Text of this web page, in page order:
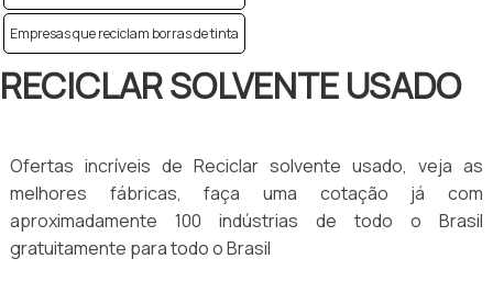
Empresas que reciclam borras de tinta
RECICLAR SOLVENTE USADO
Ofertas incríveis de Reciclar solvente usado, veja as
melhores fábricas, faça uma cotação já com
aproximadamente 100 indústrias de todo o Brasil
gratuitamente para todo o Brasil